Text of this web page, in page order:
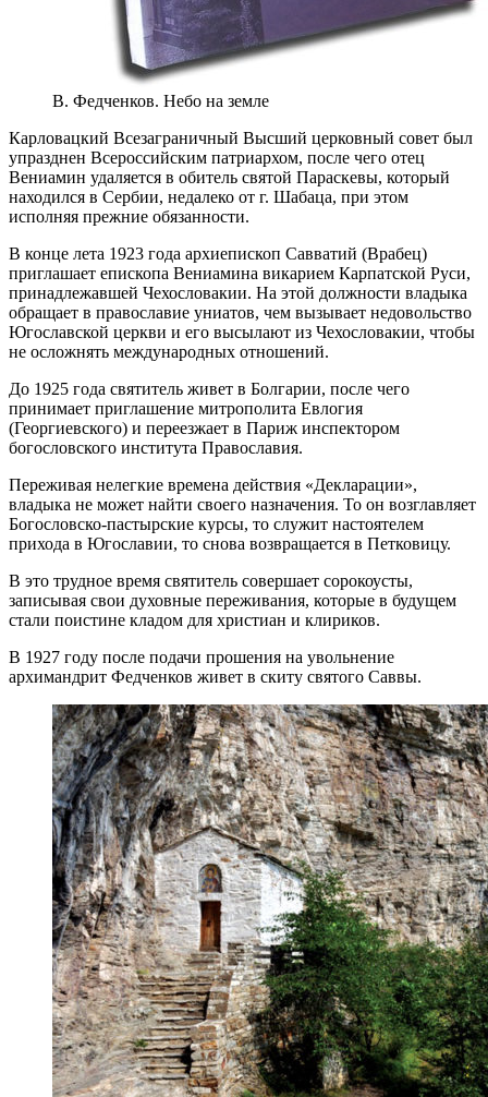
В. Федченков. Небо на земле
Карловацкий Всезаграничный Высший церковный совет был
упразднен Всероссийским патриархом, после чего отец
Вениамин удаляется в обитель святой Параскевы, который
находился в Сербии, недалеко от г. Шабаца, при этом
исполняя прежние обязанности.
В конце лета 1923 года архиепископ Савватий (Врабец)
приглашает епископа Вениамина викарием Карпатской Руси,
принадлежавшей Чехословакии. На этой должности владыка
обращает в православие униатов, чем вызывает недовольство
Югославской церкви и его высылают из Чехословакии, чтобы
не осложнять международных отношений.
До 1925 года святитель живет в Болгарии, после чего
принимает приглашение митрополита Евлогия
(Георгиевского) и переезжает в Париж инспектором
богословского института Православия.
Переживая нелегкие времена действия «Декларации»,
владыка не может найти своего назначения. То он возглавляет
Богословско-пастырские курсы, то служит настоятелем
прихода в Югославии, то снова возвращается в Петковицу.
В это трудное время святитель совершает сорокоусты,
записывая свои духовные переживания, которые в будущем
стали поистине кладом для христиан и клириков.
В 1927 году после подачи прошения на увольнение
архимандрит Федченков живет в скиту святого Саввы.